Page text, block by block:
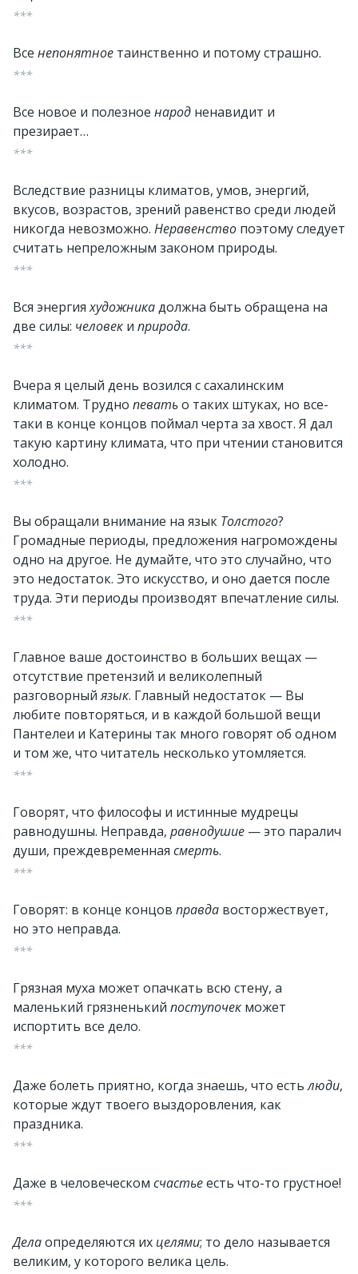
***
Все непонятное таинственно и потому страшно.
***
Все новое и полезное народ ненавидит и
презирает…
***
Вследствие разницы климатов, умов, энергий,
вкусов, возрастов, зрений равенство среди людей
никогда невозможно. Неравенство поэтому следует
считать непреложным законом природы.
***
Вся энергияхудожникадолжна быть обращена на
две силы: человек и природа.
***
Вчера я целый день возился с сахалинским
климатом. Трудно певатьо таких штуках, но все-
таки в конце концов поймал черта за хвост. Я дал
такую картину климата, что при чтении становится
холодно.
***
Вы обращали внимание на язык Толстого?
Громадные периоды, предложения нагромождены
одно на другое. Не думайте, что это случайно, что
это недостаток. Это искусство, и оно дается после
труда. Эти периоды производят впечатление силы.
***
Главное ваше достоинство в больших вещах —
отсутствие претензий и великолепный
разговорныйязык. Главный недостаток — Вы
любите повторяться, и в каждой большой вещи
Пантелеи и Катерины так много говорят об одном
и том же, что читатель несколько утомляется.
***
Говорят, что философы и истинные мудрецы
равнодушны. Неправда, равнодушие — это паралич
души, преждевременная смерть.
***
Говорят: в конце концов правда восторжествует,
но это неправда.
***
Грязная муха может опачкать всю стену, а
маленький грязненький поступочек может
испортить все дело.
***
Даже болеть приятно, когда знаешь, что естьлюди,
которые ждут твоего выздоровления, как
праздника.
***
Даже в человеческом счастьеесть что-то грустное!
***
Делаопределяются их целями; то дело называется
великим, у которого велика цель.